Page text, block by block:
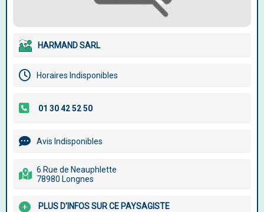
HARMAND SARL
Horaires Indisponibles
Avis Indisponibles
6 Rue de Neauphlette
78980 Longnes
PLUS D'INFOS SUR CE PAYSAGISTE